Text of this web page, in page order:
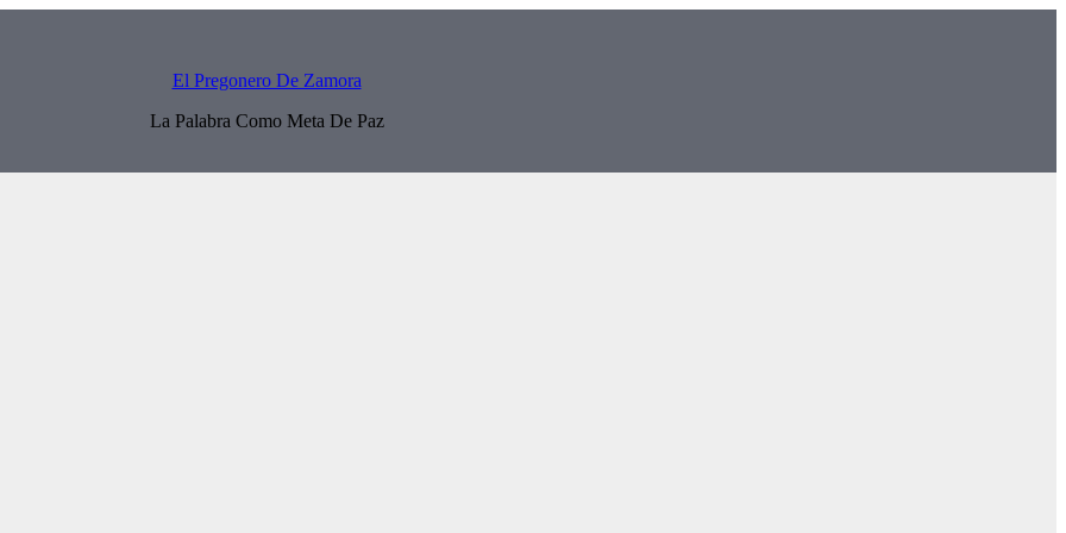
El Pregonero De Zamora
La Palabra Como Meta De Paz